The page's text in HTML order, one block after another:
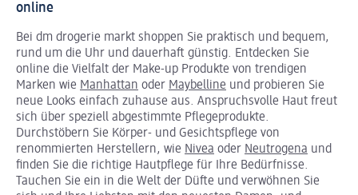
online
Bei dm drogerie markt shoppen Sie praktisch und bequem,
rund um die Uhr und dauerhaft günstig. Entdecken Sie
online die Vielfalt der Make-up Produkte von trendigen
Marken wie Manhattan oder Maybelline und probieren Sie
neue Looks einfach zuhause aus. Anspruchsvolle Haut freut
sich über speziell abgestimmte Pflegeprodukte.
Durchstöbern Sie Körper- und Gesichtspflege von
renommierten Herstellern, wie Nivea oder Neutrogena und
finden Sie die richtige Hautpflege für Ihre Bedürfnisse.
Tauchen Sie ein in die Welt der Düfte und verwöhnen Sie